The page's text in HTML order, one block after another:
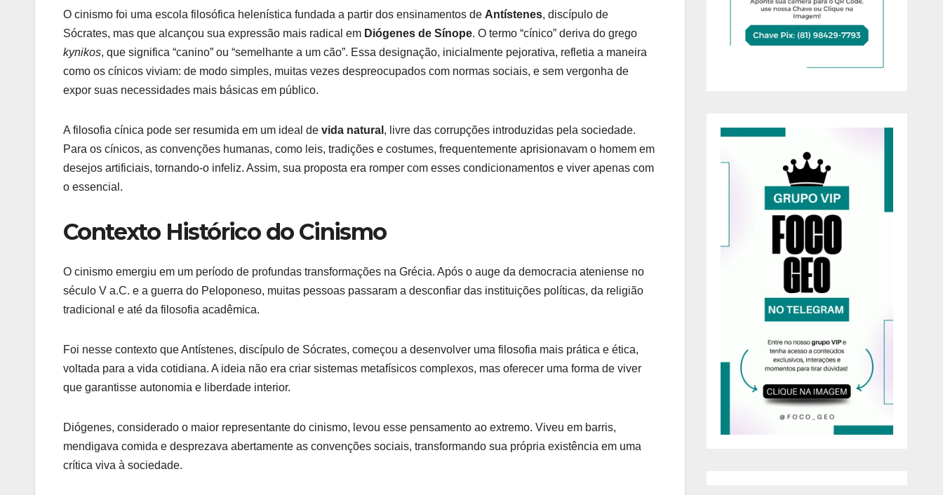
O cinismo foi uma escola filosófica helenística fundada a partir dos ensinamentos de Antístenes, discípulo de
Sócrates, mas que alcançou sua expressão mais radical em Diógenes de Sínope. O termo “cínico” deriva do grego
kynikos, que significa “canino” ou “semelhante a um cão”. Essa designação, inicialmente pejorativa, refletia a maneira
como os cínicos viviam: de modo simples, muitas vezes despreocupados com normas sociais, e sem vergonha de
expor suas necessidades mais básicas em público.
A filosofia cínica pode ser resumida em um ideal de vida natural , livre das corrupções introduzidas pela sociedade.
Para os cínicos, as convenções humanas, como leis, tradições e costumes, frequentemente aprisionavam o homem em
desejos artificiais, tornando-o infeliz. Assim, sua proposta era romper com esses condicionamentos e viver apenas com
o essencial.
Contexto Histórico do Cinismo
O cinismo emergiu em um período de profundas transformações na Grécia. Após o auge da democracia ateniense no
século V a.C. e a guerra do Peloponeso, muitas pessoas passaram a desconfiar das instituições políticas, da religião
tradicional e até da filosofia acadêmica.
Foi nesse contexto que Antístenes, discípulo de Sócrates, começou a desenvolver uma filosofia mais prática e ética,
voltada para a vida cotidiana. A ideia não era criar sistemas metafísicos complexos, mas oferecer uma forma de viver
que garantisse autonomia e liberdade interior.
Diógenes, considerado o maior representante do cinismo, levou esse pensamento ao extremo. Viveu em barris,
mendigava comida e desprezava abertamente as convenções sociais, transformando sua própria existência em uma
crítica viva à sociedade.